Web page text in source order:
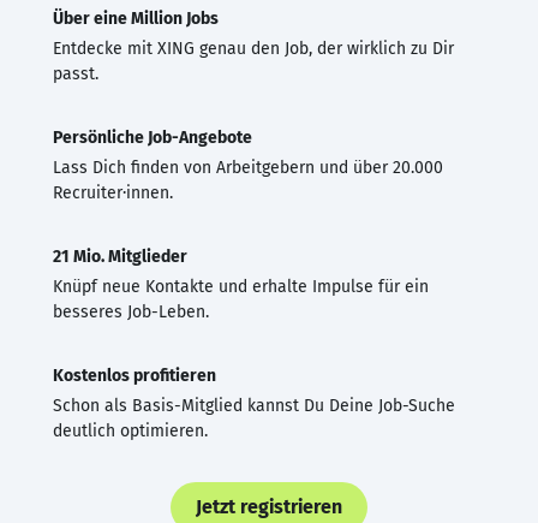
Über eine Million Jobs
Entdecke mit XING genau den Job, der wirklich zu Dir
passt.
Persönliche Job-Angebote
Lass Dich finden von Arbeitgebern und über 20.000
Recruiter·innen.
21 Mio. Mitglieder
Knüpf neue Kontakte und erhalte Impulse für ein
besseres Job-Leben.
Kostenlos profitieren
Schon als Basis-Mitglied kannst Du Deine Job-Suche
deutlich optimieren.
Jetzt registrieren